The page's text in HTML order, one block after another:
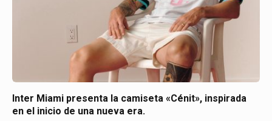
Inter Miami presenta la camiseta «Cénit», inspirada
en el inicio de una nueva era.